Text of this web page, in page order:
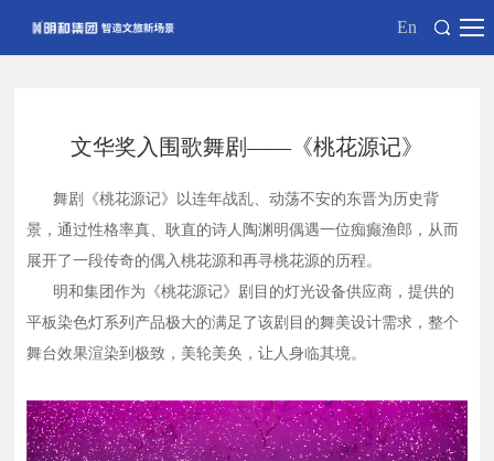
En
文华奖入围歌舞剧——《桃花源记》
舞剧《桃花源记》以连年战乱、动荡不安的东晋为历史背
景，通过性格率真、耿直的诗人陶渊明偶遇一位痴癫渔郎，从而
展开了一段传奇的偶入桃花源和再寻桃花源的历程。
明和集团作为《桃花源记》剧目的灯光设备供应商，提供的
平板染色灯系列产品极大的满足了该剧目的舞美设计需求，整个
舞台效果渲染到极致，美轮美奂，让人身临其境。